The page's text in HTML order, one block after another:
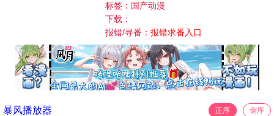
标签：国产动漫
下载：
报错/寻番：报错求番入口
暴风播放器 正序 倒序